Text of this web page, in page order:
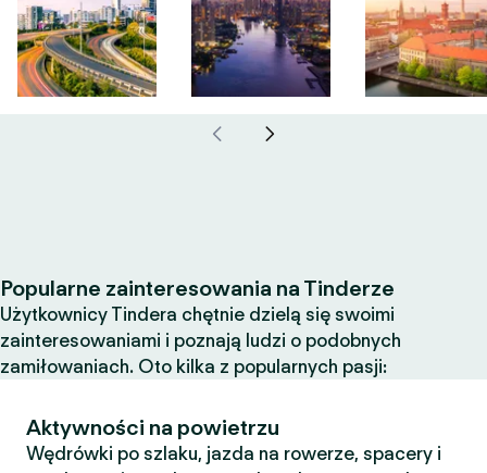
Popularne zainteresowania na Tinderze
Użytkownicy Tindera chętnie dzielą się swoimi
zainteresowaniami i poznają ludzi o podobnych
zamiłowaniach. Oto kilka z popularnych pasji:
Aktywności na powietrzu
Wędrówki po szlaku, jazda na rowerze, spacery i